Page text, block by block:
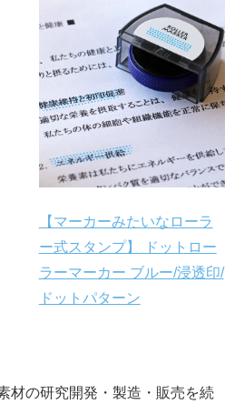
【マーカーみたいなローラ
ー式スタンプ】 ドットロー
ラーマーカー ブルー/浸透印/
ドットパターン
材の研究開発・製造・販売を続